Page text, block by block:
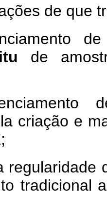
de que
de
criação e
regularidade
tradicional